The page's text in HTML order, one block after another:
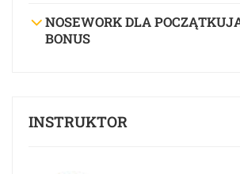
NOSEWORK DLA
BONUS
INSTRUKTOR